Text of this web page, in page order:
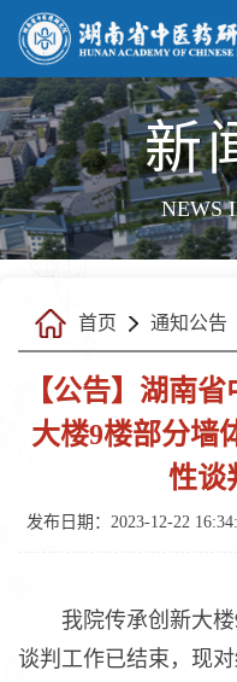
新
NEWS
首页 通知公告
【公告】湖南
大楼9楼部分墙
性谈
发布日期：2023-12-22
我院传承创新大楼9
谈判工作已结束，现对